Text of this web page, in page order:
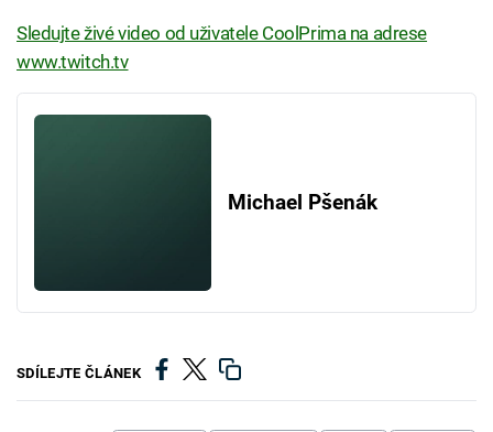
Sledujte živé video od uživatele CoolPrima na adrese
www.twitch.tv
Michael Pšenák
SDÍLEJTE ČLÁNEK